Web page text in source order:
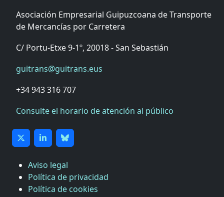
Asociación Empresarial Guipuzcoana de Transporte
de Mercancías por Carretera
C/ Portu-Etxe 9-1º, 20018 - San Sebastián
guitrans@guitrans.eus
+34 943 316 707
Consulte el horario de atención al público
Aviso legal
Política de privacidad
Política de cookies